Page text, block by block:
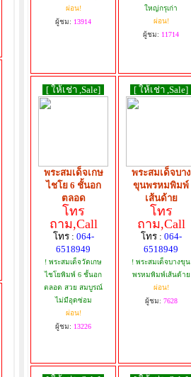
ผ่อน!
ผู้ชม: 13914
ใหญ่กรุเก่า
ผ่อน!
ผู้ชม: 11714
[ ให้เช่า ,Sale]
พระสมเด็จเกษ
ไชโย 6 ชั้นอก
ตลอด
โทร
ถาม,Call
โทร : 064-
6518949
! พระสมเด็จวัดเกษ
ไชโยพิมพ์ 6 ชั้นอก
ตลอด สวย สมบูรณ์
ไม่มีอุดซ่อม
ผ่อน!
ผู้ชม: 13226
[ ให้เช่า ,Sale]
พระสมเด็จบาง
ขุนพรหมพิมพ์
เส้นด้าย
โทร
ถาม,Call
โทร : 064-
6518949
! พระสมเด็จบางขุน
พรหมพิมพ์เส้นด้าย
ผ่อน!
ผู้ชม: 7628